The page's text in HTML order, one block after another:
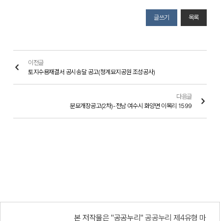
글쓰기 목록
이전글
토지수용재결서 공시송달 공고(청계묘지공원 조성공사)
다음글
분묘개장공고(2차)-전남 여수시 화양면 이목리 1599
본 저작물은 "공공누리"공공누리 제4유형 마